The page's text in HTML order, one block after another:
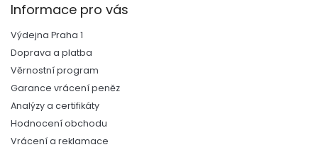
Informace pro vás
Výdejna Praha 1
Doprava a platba
Věrnostní program
Garance vrácení peněz
Analýzy a certifikáty
Hodnocení obchodu
Vrácení a reklamace